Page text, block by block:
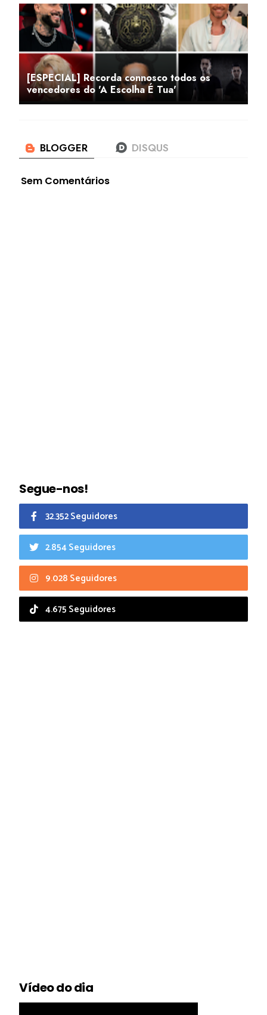
[ESPECIAL] Recorda connosco todos os
vencedores do 'A Escolha É Tua'
Sem Comentários
Segue-nos!
32.352 Seguidores
2.854 Seguidores
9.028 Seguidores
4.675 Seguidores
Vídeo do dia